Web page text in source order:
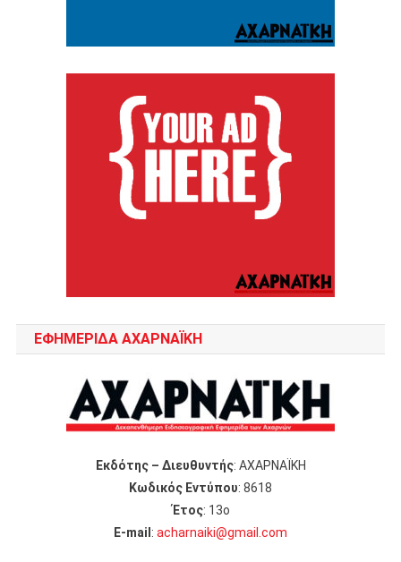
ΕΦΗΜΕΡΙΔΑ ΑΧΑΡΝΑΪΚΗ
Εκδότης – Διευθυντής: ΑΧΑΡΝΑΪΚΗ
Κωδικός Εντύπου: 8618
Έτος: 13ο
Ε-mail : acharnaiki@gmail.com